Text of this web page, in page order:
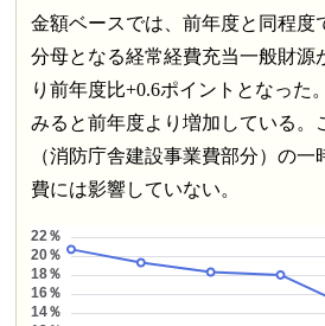
金額ベースでは、前年度と同程度
分母となる経常経費充当一般財源
り前年度比+0.6ポイントとなった
みると前年度より増加している。
（消防庁舎建設事業費部分）の
費には影響していない。